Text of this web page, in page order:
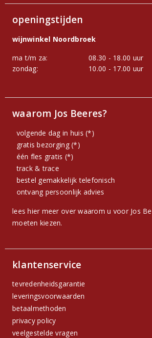
openingstijden
wijnwinkel Noordbroek
ma t/m za:
08.30 - 18.00 uur
zondag:
10.00 - 17.00 uur
waarom Jos Beeres?
volgende dag in huis (*)
gratis bezorging (*)
één fles gratis (*)
track & trace
bestel gemakkelijk telefonisch
ontvang persoonlijk advies
lees hier meer over waarom u voor Jos
moeten kiezen.
klantenservice
tevredenheidsgarantie
leveringsvoorwaarden
betaalmethoden
privacy policy
veelgestelde vragen